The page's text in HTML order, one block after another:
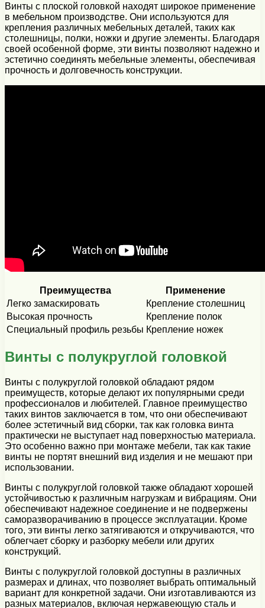
Винты с плоской головкой находят широкое применение
в мебельном производстве. Они используются для
крепления различных мебельных деталей, таких как
столешницы, полки, ножки и другие элементы. Благодаря
своей особенной форме, эти винты позволяют надежно и
эстетично соединять мебельные элементы, обеспечивая
прочность и долговечность конструкции.
Преимущества
Применение
Легко замаскировать
Крепление столешниц
Высокая прочность
Крепление полок
Специальный профиль резьбы Крепление ножек
Винты с полукруглой головкой
Винты с полукруглой головкой обладают рядом
преимуществ, которые делают их популярными среди
профессионалов и любителей. Главное преимущество
таких винтов заключается в том, что они обеспечивают
более эстетичный вид сборки, так как головка винта
практически не выступает над поверхностью материала.
Это особенно важно при монтаже мебели, так как такие
винты не портят внешний вид изделия и не мешают при
использовании.
Винты с полукруглой головкой также обладают хорошей
устойчивостью к различным нагрузкам и вибрациям. Они
обеспечивают надежное соединение и не подвержены
саморазворачиванию в процессе эксплуатации. Кроме
того, эти винты легко затягиваются и откручиваются, что
облегчает сборку и разборку мебели или других
конструкций.
Винты с полукруглой головкой доступны в различных
размерах и длинах, что позволяет выбрать оптимальный
вариант для конкретной задачи. Они изготавливаются из
разных материалов, включая нержавеющую сталь и